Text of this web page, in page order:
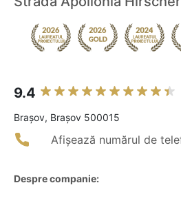
9.4
Braşov, Brașov 500015
Afișează numărul de
Despre companie: